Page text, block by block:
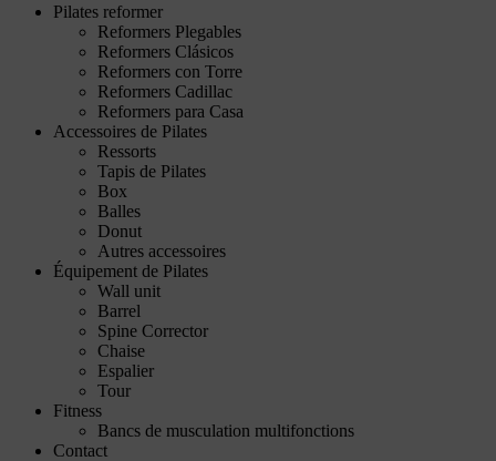
Pilates reformer
Reformers Plegables
Reformers Clásicos
Reformers con Torre
Reformers Cadillac
Reformers para Casa
Accessoires de Pilates
Ressorts
Tapis de Pilates
Box
Balles
Donut
Autres accessoires
Équipement de Pilates
Wall unit
Barrel
Spine Corrector
Chaise
Espalier
Tour
Fitness
Bancs de musculation multifonctions
Contact